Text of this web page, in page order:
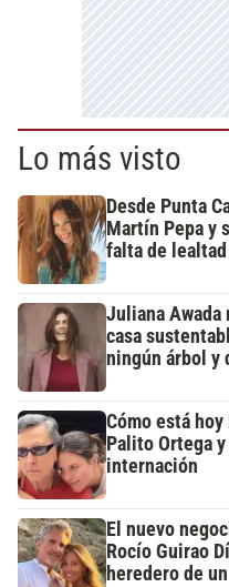
Lo más visto
Desde Punta
Martín Pepa y
falta de
Juliana Awada
casa
ningún árbol y
Cómo está
Palito Ortega
internación
El nuevo
Rocío Guirao
heredero de